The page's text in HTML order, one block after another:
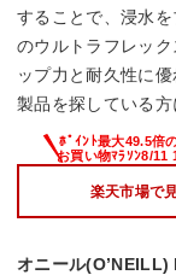
することで、浸水
のウルトラフレッ
ップ力と耐久性に
製品を探している方
楽天市場で
オニール